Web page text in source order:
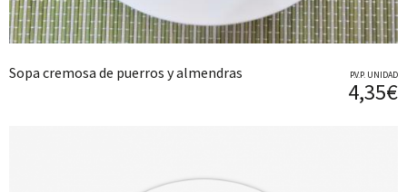
Sopa cremosa de puerros y almendras P.V.P. UNIDAD
4,35€